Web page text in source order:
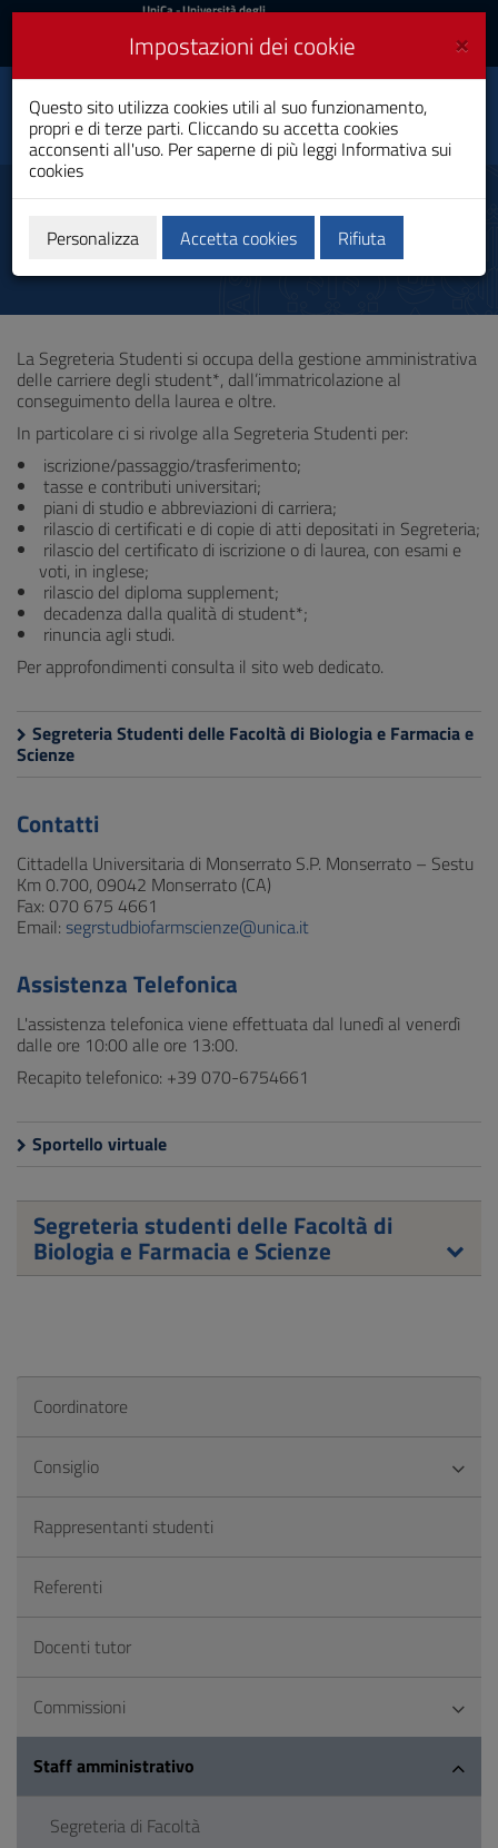
Vai
al
navigazione
sito
al
Footer
UniCa
Accedi
UniCa- Università degli
Accedi UniCA News
Toggle
navigation
Matematica
Laurea Magistrale
Segreteria studenti
La Segreteria Studenti si occupa della gestione amministrativa
delle carriere degli student*, dall’immatricolazione al
conseguimento della laurea e oltre.
In particolare ci si rivolge alla Segreteria Studenti per:
iscrizione/passaggio/trasferimento;
tasse e contributi universitari;
piani di studio e abbreviazioni di carriera;
rilascio di certificati e di copie di atti depositati in Segreteria;
rilascio del certificato di iscrizione o di laurea, con esami e
voti, in inglese;
rilascio del diploma supplement;
decadenza dalla qualità di student*;
rinuncia agli studi.
Per approfondimenti consulta il sito web dedicato.
Segreteria Studenti delle Facoltà di Biologia e Farmacia e
Scienze
Contatti
Cittadella Universitaria di Monserrato S.P. Monserrato – Sestu
Km 0.700, 09042 Monserrato (CA)
Fax: 070 675 4661
Email: segrstudbiofarmscienze@unica.it
Assistenza Telefonica
L'assistenza telefonica viene effettuata dal lunedì al venerdì
dalle ore 10:00 alle ore 13:00.
Recapito telefonico: +39 070-6754661
Sportello virtuale
Segreteria studenti delle Facoltà di
Biologia e Farmacia e Scienze
Coordinatore
Consiglio
Rappresentanti studenti
Referenti
Docenti tutor
Commissioni
Staff amministrativo
Segreteria di Facoltà
×
Impostazioni dei cookie
Questo sito utilizza cookies utili al suo funzionamento,
propri e di terze parti. Cliccando su accetta cookies
acconsenti all'uso. Per saperne di più leggi Informativa sui
cookies
Personalizza Accetta cookies Rifiuta